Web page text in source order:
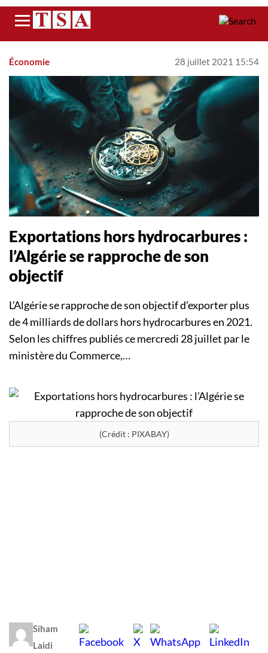
Menu
Économie 28 juillet 2021 15:54
Exportations hors hydrocarbures :
l’Algérie se rapproche de son
objectif
L’Algérie se rapproche de son objectif d’exporter plus
de 4 milliards de dollars hors hydrocarbures en 2021.
Selon les chiffres publiés ce mercredi 28 juillet par le
ministère du Commerce,…
(Crédit : PIXABAY)
Siham
Laidi